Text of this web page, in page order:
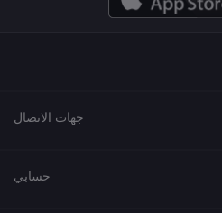
جهات الاتصال
حسابي